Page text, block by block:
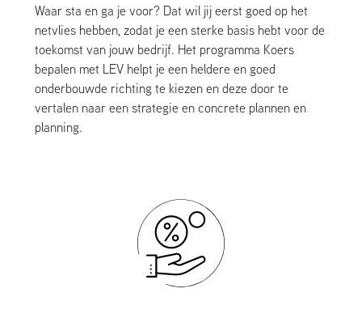
Waar sta en ga je voor? Dat wil jij eerst goed op het
netvlies hebben, zodat je een sterke basis hebt voor de
toekomst van jouw bedrijf. Het programma Koers
bepalen met LEV helpt je een heldere en goed
onderbouwde richting te kiezen en deze door te
vertalen naar een strategie en concrete plannen en
planning.